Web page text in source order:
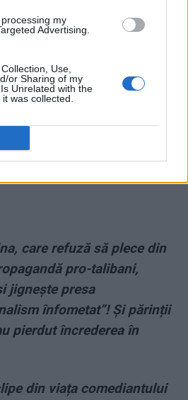
my
Advertising.
Use,
or Sharing of my
Unrelated with the
was collected.
ad
care refuză să plece din
pro-talibani,
jignește presa
înfometat”! Și părinții
pierdut încrederea în
din viața comediantului